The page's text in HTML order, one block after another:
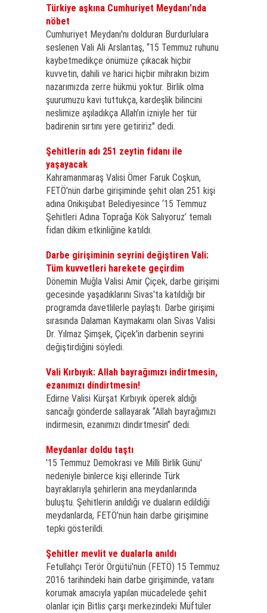
Türkiye aşkına Cumhuriyet Meydanı’nda
nöbet
Cumhuriyet Meydanı'nı dolduran Burdurlulara
seslenen Vali Ali Arslantaş, “15 Temmuz ruhunu
kaybetmedikçe önümüze çıkacak hiçbir
kuvvetin, dahili ve harici hiçbir mihrakın bizim
nazarımızda zerre hükmü yoktur. Birlik olma
şuurumuzu kavi tuttukça, kardeşlik bilincini
neslimize aşıladıkça Allah’ın izniyle her tür
badirenin sırtını yere getiririz" dedi.
Şehitlerin adı 251 zeytin fidanı ile
yaşayacak
Kahramanmaraş Valisi Ömer Faruk Coşkun,
FETÖ'nün darbe girişiminde şehit olan 251 kişi
adına Onikişubat Belediyesince ‘15 Temmuz
Şehitleri Adına Toprağa Kök Salıyoruz’ temalı
fidan dikim etkinliğine katıldı.
Darbe girişiminin seyrini değiştiren Vali:
Tüm kuvvetleri harekete geçirdim
Dönemin Muğla Valisi Amir Çiçek, darbe girişimi
gecesinde yaşadıklarını Sivas'ta katıldığı bir
programda davetlilerle paylaştı. Darbe girişimi
sırasında Dalaman Kaymakamı olan Sivas Valisi
Dr. Yılmaz Şimşek, Çiçek'in darbenin seyrini
değiştirdiğini söyledi.
Vali Kırbıyık: Allah bayrağımızı indirtmesin,
ezanımızı dindirtmesin!
Edirne Valisi Kürşat Kırbıyık öperek aldığı
sancağı gönderde sallayarak “Allah bayrağımızı
indirmesin, ezanımızı dindirtmesin” dedi.
Meydanlar doldu taştı
'15 Temmuz Demokrasi ve Milli Birlik Günü'
nedeniyle binlerce kişi ellerinde Türk
bayraklarıyla şehirlerin ana meydanlarında
buluştu. Şehitlerin anıldığı ve duaların edildiği
meydanlarda, FETÖ'nün hain darbe girişimine
tepki gösterildi.
Şehitler mevlit ve dualarla anıldı
Fetullahçı Terör Örgütü'nün (FETÖ) 15 Temmuz
2016 tarihindeki hain darbe girişiminde, vatanı
korumak amacıyla yapılan mücadelede şehit
olanlar için Bitlis çarşı merkezindeki Müftüler